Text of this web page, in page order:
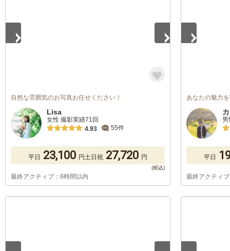
自然な雰囲気のお写真お任せください！
Lisa
女性 撮影実績71回
4.93
55件
平日 23,100 円土日祝 27,720 円
最終アクティブ：6時間以内
あなたの魅力
平日
最終アクティ